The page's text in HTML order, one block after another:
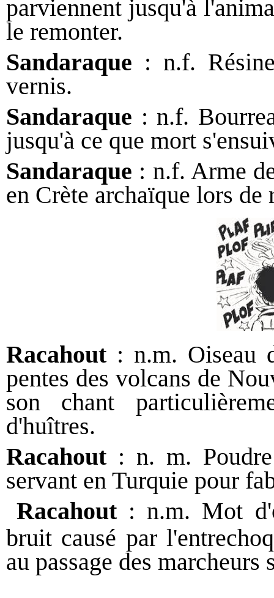
parviennent jusqu'à
le remonter.
Sandaraque : n.f.
vernis.
Sandaraque : n.f.
jusqu'à ce que mort
Sandaraque : n.f. Arme
en Crète archaïque lors
Racahout: n.m. Oiseau
pentes des volcans de
son chant
d'huîtres.
Racahout: n. m. Poudre
servant en Turquie pour
Racahout : n.m. Mot
bruit causé par
au passage des